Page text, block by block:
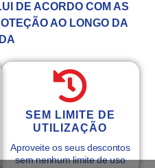
DE ACORDO COM AS
AO LONGO DA
SEM LIMITE DE
UTILIZAÇÃO
Aproveite os seus descontos
sem nenhum limite de uso